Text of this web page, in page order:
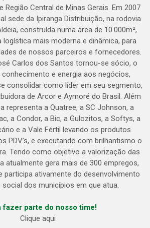
Região Central de Minas Gerais. Em 2007
sede da Ipiranga Distribuição, na rodovia
construída numa área de 10.000m²,
mais moderna e dinâmica, para
de nossos parceiros e fornecedores.
Carlos dos Santos tornou-se sócio, o
conhecimento e energia aos negócios,
consolidar como líder em seu segmento,
de Arcor e Aymoré do Brasil. Além
representa a Quatree, a SC Johnson, a
a Condor, a Bic, a Gulozitos, a Softys, a
e a Vale Fértil levando os produtos
PDV’s, e executando com brilhantismo o
Tendo como objetivo a valorização das
atualmente gera mais de 300 empregos,
participa ativamente do desenvolvimento
dos municípios em que atua.
fazer parte do nosso time!
Clique aqui